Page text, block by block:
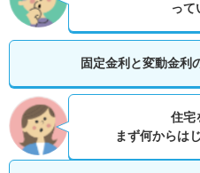
って
固定金利と変動金利
住宅
まず何からは